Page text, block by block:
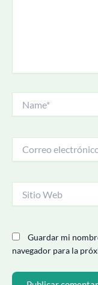
electrónico*
Web
Guardar mi
navegador para la